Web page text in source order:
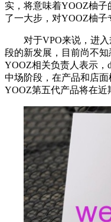
实，将意味着YOOZ柚
了一大步，对YOOZ柚子
对于VPO来说，进
段的新发展，目前尚不知
YOOZ相关负责人表示，
中场阶段，在产品和店
YOOZ第五代产品将在近